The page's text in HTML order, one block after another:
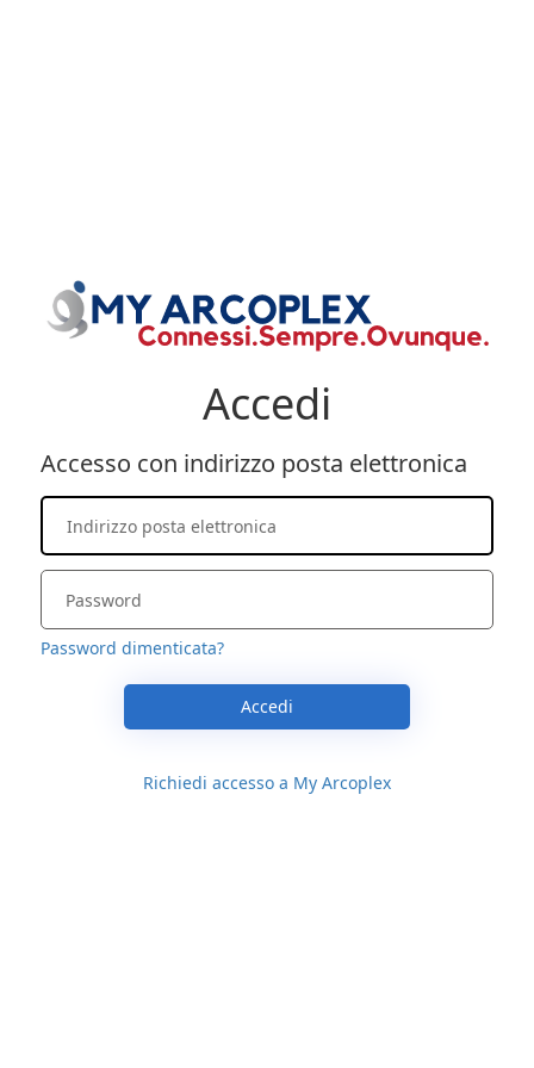
Accedi
Accesso con indirizzo posta elettronica
Password dimenticata?
Accedi
Richiedi accesso a My Arcoplex